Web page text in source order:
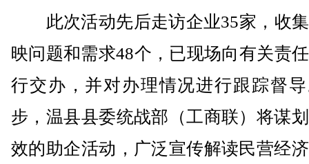
此次活动先后走访企业35家，收
映问题和需求48个，已现场向有关责
行交办，并对办理情况进行跟踪督
步，温县县委统战部（工商联）将谋
效的助企活动，广泛宣传解读民营经